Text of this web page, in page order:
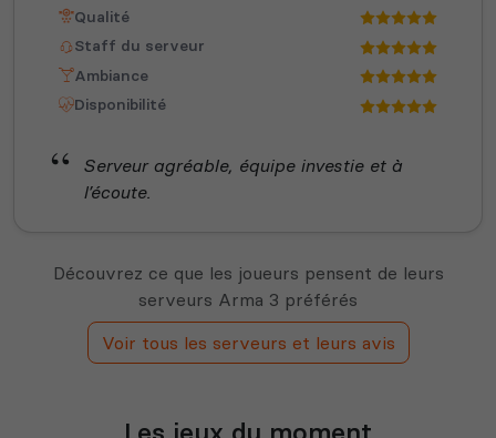
Qualité
Staff du serveur
Ambiance
Disponibilité
Serveur agréable, équipe investie et à
l’écoute.
Découvrez ce que les joueurs pensent de leurs
serveurs Arma 3 préférés
Voir tous les serveurs et leurs avis